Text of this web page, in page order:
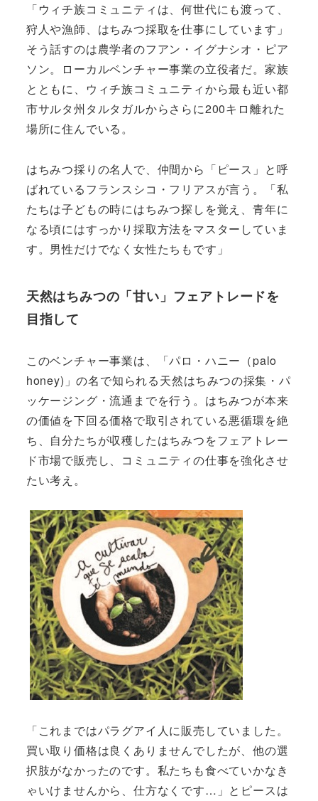
「ウィチ族コミュニティは、何世代にも渡って、
狩人や漁師、はちみつ採取を仕事にしています」
そう話すのは農学者のフアン・イグナシオ・ピア
ソン。ローカルベンチャー事業の立役者だ。家族
とともに、ウィチ族コミュニティから最も近い都
市サルタ州タルタガルからさらに200キロ離れた
場所に住んでいる。
はちみつ採りの名人で、仲間から「ピース」と呼
ばれているフランスシコ・フリアスが言う。「私
たちは子どもの時にはちみつ探しを覚え、青年に
なる頃にはすっかり採取方法をマスターしていま
す。男性だけでなく女性たちもです」
天然はちみつの「甘い」フェアトレードを
目指して
このベンチャー事業は、「パロ・ハニー（palo
honey)」の名で知られる天然はちみつの採集・パ
ッケージング・流通までを行う。はちみつが本来
の価値を下回る価格で取引されている悪循環を絶
ち、自分たちが収穫したはちみつをフェアトレー
ド市場で販売し、コミュニティの仕事を強化させ
たい考え。
「これまではパラグアイ人に販売していました。
買い取り価格は良くありませんでしたが、他の選
択肢がなかったのです。私たちも食べていかなき
ゃいけませんから、仕方なくです…」とピースは